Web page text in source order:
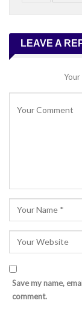
LEAVE A
Save my name,
comment.